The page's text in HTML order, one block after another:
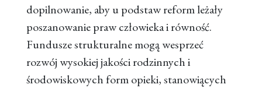
dopilnowanie, aby u podstaw reform leżały
poszanowanie praw człowieka i równość.
Fundusze strukturalne mogą wesprzeć
rozwój wysokiej jakości rodzinnych i
środowiskowych form opieki, stanowiących